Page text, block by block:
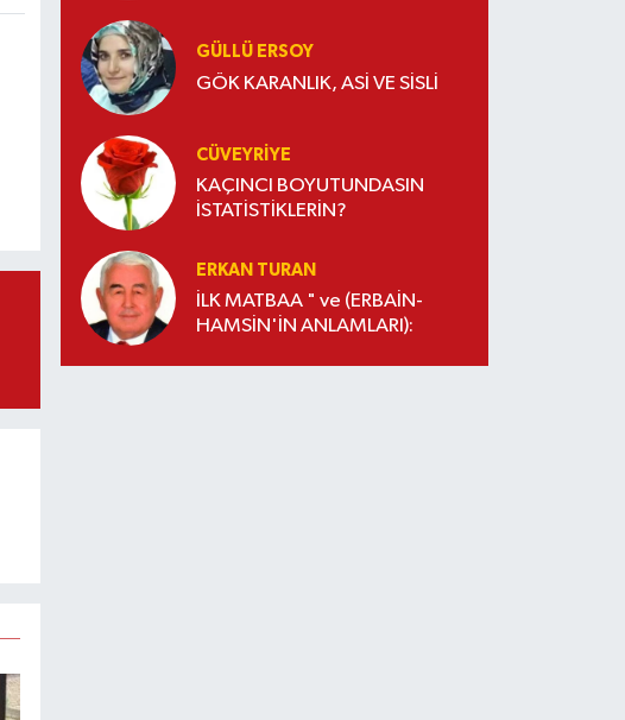
GÜLLÜ ERSOY
GÖK KARANLIK, ASİ VE SİSLİ
CÜVEYRIYE
KAÇINCI BOYUTUNDASIN
İSTATİSTİKLERİN?
ERKAN TURAN
İLK MATBAA " ve (ERBAİN-
HAMSİN'İN ANLAMLARI):